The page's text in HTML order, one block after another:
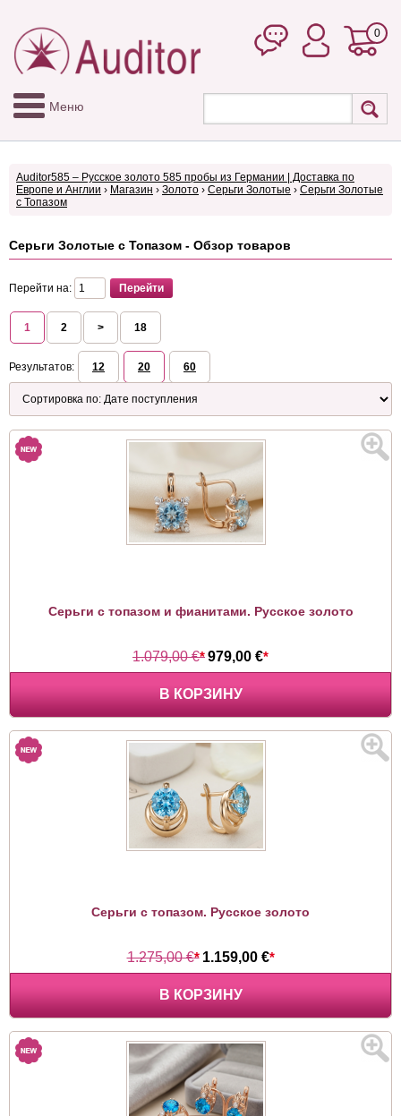
0
Меню
Auditor585 – Русское золото 585 пробы из Германии | Доставка по
Европе и Англии › Магазин › Золото › Серьги Золотые › Серьги Золотые
с Топазом
Серьги Золотые с Топазом - Обзор товаров
Перейти на:
1 2 > 18
Результатов: 12 20 60
Серьги с топазом и фианитами. Русское золото
1.079,00 €*979,00 €*
В КОРЗИНУ
Серьги с топазом. Русское золото
1.275,00 €* 1.159,00 €*
В КОРЗИНУ